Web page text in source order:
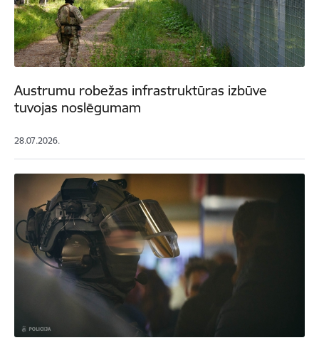
Austrumu robežas infrastruktūras izbūve
tuvojas noslēgumam
28.07.2026.